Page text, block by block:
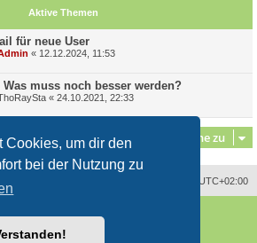
Cookies, um dir den
bei der Nutzung zu
Aktive Themen
für neue User
« 12.12.2024, 11:53
muss noch besser werden?
« 24.10.2021, 22:33
Gehe zu
UTC+02:00